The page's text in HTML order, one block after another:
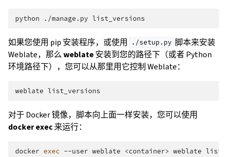
python ./manage.py
如果您使用 pip 安装程序，或使用 ./setup.py 脚本来安装
Weblate，那么weblate安装到您的路径下（或者 Python
环境路径下），您可以从那里用它控制 Weblate：
weblate
对于 Docker 镜像，脚本向上面一样安装，您可以使用
docker exec来运行：
docker exec --user weblate <container> weblate